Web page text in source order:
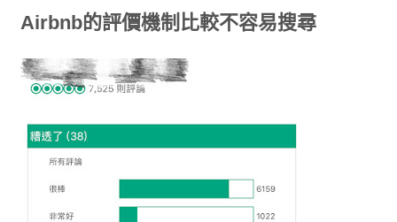
Airbnb的評價機制比較不容易搜尋